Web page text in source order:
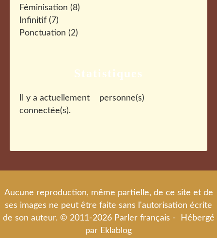
Féminisation (8)
Infinitif (7)
Ponctuation (2)
Statistiques
Il y a actuellement
personne(s)
connectée(s).
Aucune reproduction, même partielle, de ce site et de
ses images ne peut être faite sans l'autorisation écrite
de son auteur. © 2011-2026 Parler français - Hébergé
par Eklablog